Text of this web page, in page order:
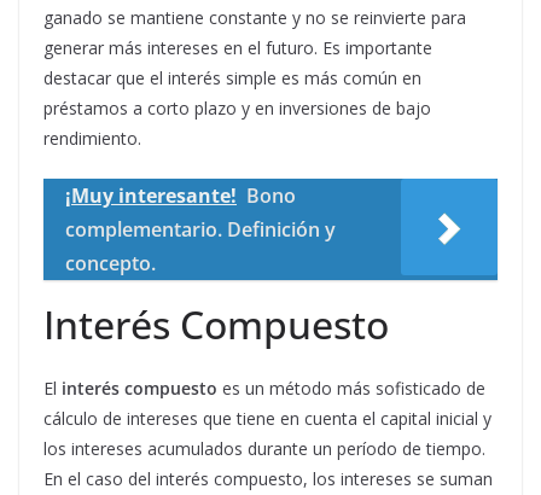
ganado se mantiene constante y no se reinvierte para
generar más intereses en el futuro. Es importante
destacar que el interés simple es más común en
préstamos a corto plazo y en inversiones de bajo
rendimiento.
¡Muy interesante! Bono
complementario. Definición y
concepto.
Interés Compuesto
El interés compuesto es un método más sofisticado de
cálculo de intereses que tiene en cuenta el capital inicial y
los intereses acumulados durante un período de tiempo.
En el caso del interés compuesto, los intereses se suman